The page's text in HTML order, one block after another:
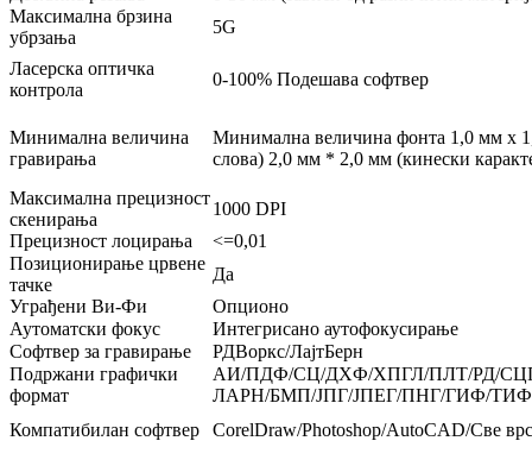
Максимална брзина
убрзања
5G
Ласерска оптичка
контрола
0-100% Подешава софтвер
Минимална величина
гравирања
Минимална величина фонта 1,0 мм x
слова) 2,0 мм * 2,0 мм (кинески
Максимална прецизност
скенирања
1000 DPI
Прецизност лоцирања
<=0,01
Позиционирање црвене
тачке
Да
Уграђени Ви-Фи
Опционо
Аутоматски фокус
Интегрисано аутофокусирање
Софтвер за гравирање
РДВоркс/ЛајтБерн
Подржани графички
формат
АИ/ПДФ/СЦ/ДXФ/ХПГЛ/ПЛТ/РД/
ЛАРН/БМП/ЈПГ/ЈПЕГ/ПНГ/ГИФ/
Компатибилан софтвер
CorelDraw/Photoshop/AutoCAD/Све